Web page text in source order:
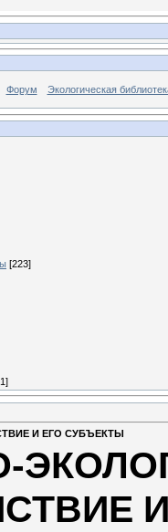
Форум Экологическая
[223]
И ЕГО СУБЪЕКТЫ